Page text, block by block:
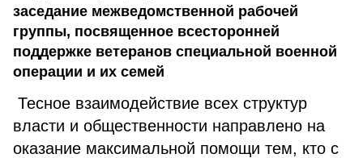
заседание межведомственной рабочей
группы, посвященное всесторонней
поддержке ветеранов специальной военной
операции и их семей
Тесное взаимодействие всех структур
власти и общественности направлено на
оказание максимальной помощи тем, кто с